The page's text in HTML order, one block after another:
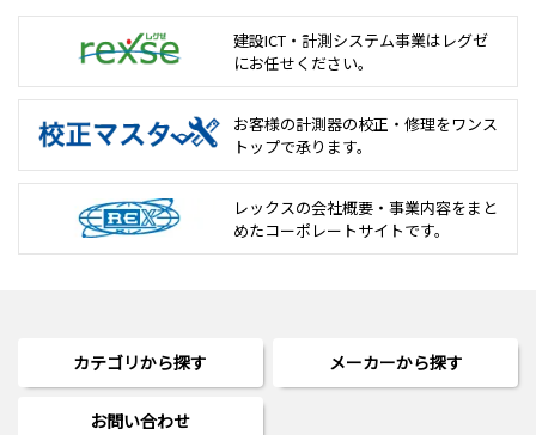
建設ICT・計測システム事業は レグゼ
にお任せください。
お客様の計測器の校正・修理をワンス
トップで承ります。
レックスの会社概要・事業内容をまと
めたコーポレートサイトです。
カテゴリから探す メーカーから探す
お問い合わせ